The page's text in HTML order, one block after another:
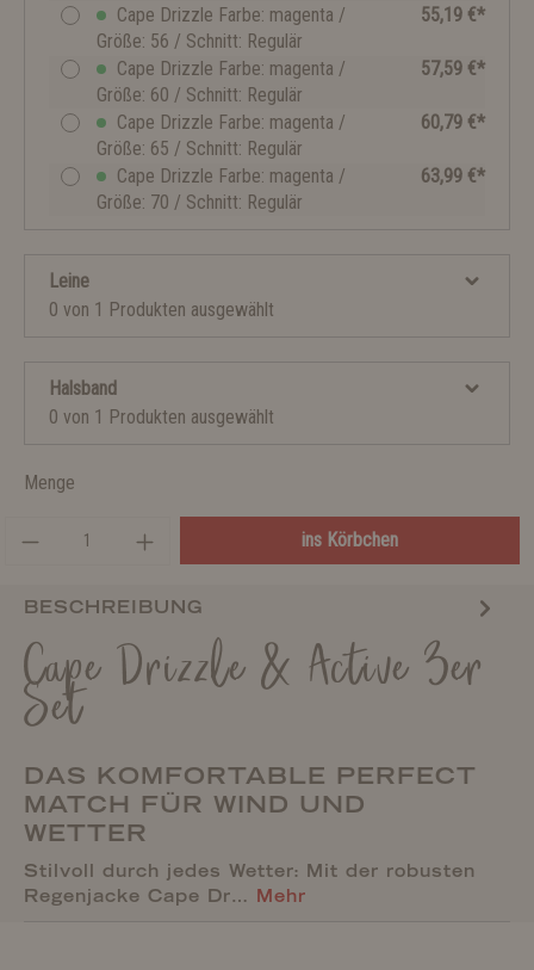
Cape Drizzle Farbe: magenta /
Größe: 56 / Schnitt: Regulär
55,19 €*
Cape Drizzle Farbe: magenta /
Größe: 60 / Schnitt: Regulär
57,59 €*
Cape Drizzle Farbe: magenta /
Größe: 65 / Schnitt: Regulär
60,79 €*
Cape Drizzle Farbe: magenta /
Größe: 70 / Schnitt: Regulär
63,99 €*
Leine
0 von 1 Produkten ausgewählt
Halsband
0 von 1 Produkten ausgewählt
Menge
ins Körbchen
BESCHREIBUNG
Cape Drizzle & Active 3er
Set
DAS KOMFORTABLE PERFECT
MATCH FÜR WIND UND
WETTER
Stilvoll durch jedes Wetter: Mit der robusten
Regenjacke Cape Dr… Mehr